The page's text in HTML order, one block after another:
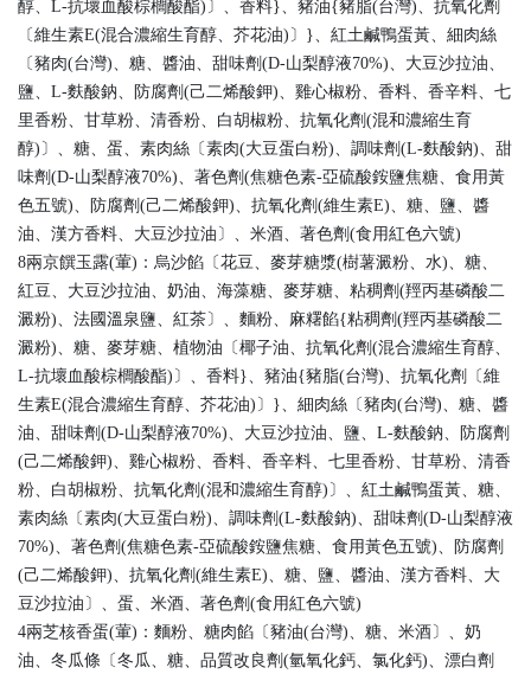
醇、L-抗壞血酸棕櫚酸酯)〕、香料}、豬油{豬脂(台灣)、抗氧化劑
〔維生素E(混合濃縮生育醇、芥花油)〕}、紅土鹹鴨蛋黃、細肉絲
〔豬肉(台灣)、糖、醬油、甜味劑(D-山梨醇液70%)、大豆沙拉油、
鹽、L-麩酸鈉、防腐劑(己二烯酸鉀)、雞心椒粉、香料、香辛料、七
里香粉、甘草粉、清香粉、白胡椒粉、抗氧化劑(混和濃縮生育
醇)〕、糖、蛋、素肉絲〔素肉(大豆蛋白粉)、調味劑(L-麩酸鈉)、甜
味劑(D-山梨醇液70%)、著色劑(焦糖色素-亞硫酸銨鹽焦糖、食用黃
色五號)、防腐劑(己二烯酸鉀)、抗氧化劑(維生素E)、糖、鹽、醬
油、漢方香料、大豆沙拉油〕、米酒、著色劑(食用紅色六號)
8兩京饌玉露(葷)：烏沙餡〔花豆、麥芽糖漿(樹薯澱粉、水)、糖、
紅豆、大豆沙拉油、奶油、海藻糖、麥芽糖、粘稠劑(羥丙基磷酸二
澱粉)、法國溫泉鹽、紅茶〕、麵粉、麻糬餡{粘稠劑(羥丙基磷酸二
澱粉)、糖、麥芽糖、植物油〔椰子油、抗氧化劑(混合濃縮生育醇、
L-抗壞血酸棕櫚酸酯)〕、香料}、豬油{豬脂(台灣)、抗氧化劑〔維
生素E(混合濃縮生育醇、芥花油)〕}、細肉絲〔豬肉(台灣)、糖、醬
油、甜味劑(D-山梨醇液70%)、大豆沙拉油、鹽、L-麩酸鈉、防腐劑
(己二烯酸鉀)、雞心椒粉、香料、香辛料、七里香粉、甘草粉、清香
粉、白胡椒粉、抗氧化劑(混和濃縮生育醇)〕、紅土鹹鴨蛋黃、糖、
素肉絲〔素肉(大豆蛋白粉)、調味劑(L-麩酸鈉)、甜味劑(D-山梨醇液
70%)、著色劑(焦糖色素-亞硫酸銨鹽焦糖、食用黃色五號)、防腐劑
(己二烯酸鉀)、抗氧化劑(維生素E)、糖、鹽、醬油、漢方香料、大
豆沙拉油〕、蛋、米酒、著色劑(食用紅色六號)
4兩芝核香蛋(葷)：麵粉、糖肉餡〔豬油(台灣)、糖、米酒〕、奶
油、冬瓜條〔冬瓜、糖、品質改良劑(氫氧化鈣、氯化鈣)、漂白劑